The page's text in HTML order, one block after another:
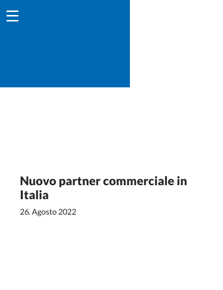
Nuovo partner commerciale in
Italia
26. Agosto 2022